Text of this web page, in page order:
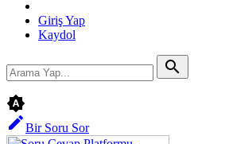
Giriş Yap
Kaydol
search
brightness_auto
editBir Soru Sor